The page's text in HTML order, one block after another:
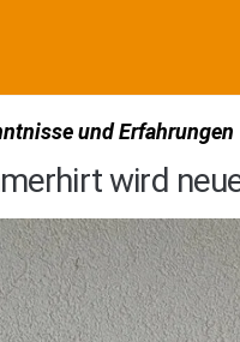
und Erfahrungen
wird